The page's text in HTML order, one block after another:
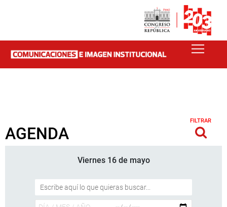
AGENDA
FILTRAR
Viernes 16 de mayo